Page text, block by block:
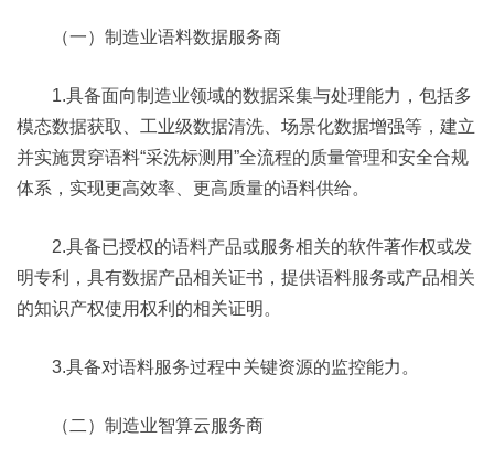
（一）制造业语料数据服务商
1.具备面向制造业领域的数据采集与处理能力，包括多
模态数据获取、工业级数据清洗、场景化数据增强等，建立
并实施贯穿语料“采洗标测用”全流程的质量管理和安全合规
体系，实现更高效率、更高质量的语料供给。
2.具备已授权的语料产品或服务相关的软件著作权或发
明专利，具有数据产品相关证书，提供语料服务或产品相关
的知识产权使用权利的相关证明。
3.具备对语料服务过程中关键资源的监控能力。
（二）制造业智算云服务商